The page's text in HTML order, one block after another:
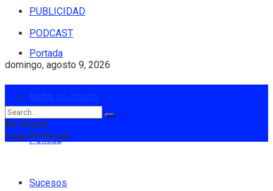
PUBLICIDAD
PODCAST
domingo, agosto 9, 2026
Portada
Política
Sucesos
No Result
View All Result